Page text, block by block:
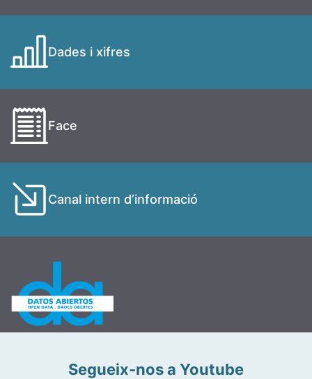
Dades i xifres
Face
Canal intern d’informació
Segueix-nos a Youtube